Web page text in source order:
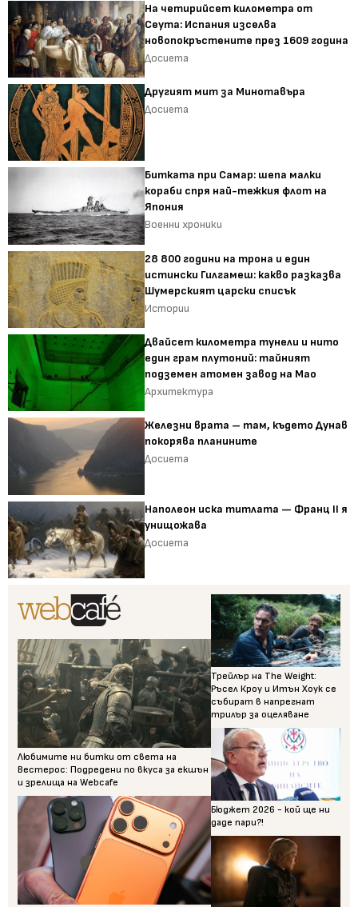
На четирийсет километра от
Сеута: Испания изселва
новопокръстените през 1609 година
Досиета
Другият мит за Минотавъра
Досиета
Битката при Самар: шепа малки
кораби спря най-тежкия флот на
Япония
Военни хроники
28 800 години на трона и един
истински Гилгамеш: какво разказва
Шумерският царски списък
Истории
Двайсет километра тунели и нито
един грам плутоний: тайният
подземен атомен завод на Мао
Архитектура
Железни врата – там, където Дунав
покорява планините
Досиета
Наполеон иска титлата — Франц II я
унищожава
Досиета
Любимите ни битки от света на
Вестерос: Подредени по вкуса за екшън
и зрелища на Webcafe
Трейлър на The Weight:
Ръсел Кроу и Итън Хоук се
събират в напрегнат
трилър за оцеляване
Бюджет 2026 - кой ще ни
даде пари?!